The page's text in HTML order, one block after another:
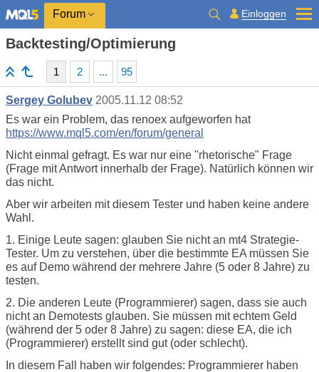
Forum Einloggen
Backtesting/Optimierung
1 2 ... 95
Sergey Golubev 2005.11.12 08:52
Es war ein Problem, das renoex aufgeworfen hat
https://www.mql5.com/en/forum/general
Nicht einmal gefragt. Es war nur eine "rhetorische" Frage
(Frage mit Antwort innerhalb der Frage). Natürlich können wir
das nicht.
Aber wir arbeiten mit diesem Tester und haben keine andere
Wahl.
1. Einige Leute sagen: glauben Sie nicht an mt4 Strategie-
Tester. Um zu verstehen, über die bestimmte EA müssen Sie
es auf Demo während der mehrere Jahre (5 oder 8 Jahre) zu
testen.
2. Die anderen Leute (Programmierer) sagen, dass sie auch
nicht an Demotests glauben. Sie müssen mit echtem Geld
(während der 5 oder 8 Jahre) zu sagen: diese EA, die ich
(Programmierer) erstellt sind gut (oder schlecht).
In diesem Fall haben wir folgendes: Programmierer haben